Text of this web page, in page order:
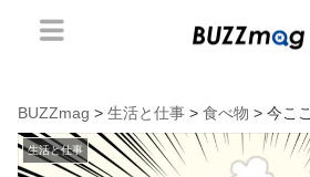
BUZZmag > 生活と仕事 > 食べ物 > 今ここ
生活と仕事